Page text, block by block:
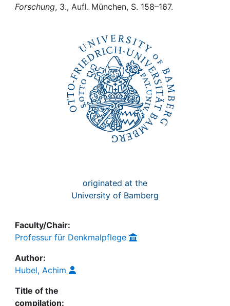
Forschung, 3., Aufl. München, S. 158–167.
originated at the
University of Bamberg
Faculty/Chair:
Professur für Denkmalpflege
Author:
Hubel, Achim
Title of the
compilation: